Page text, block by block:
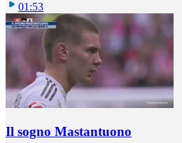
01:53
Il sogno Mastantuono